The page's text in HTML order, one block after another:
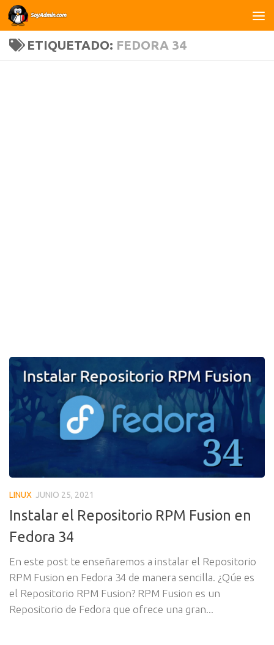
Saltar al contenido
ETIQUETADO: FEDORA 34
LINUX JUNIO 25, 2021
Instalar el Repositorio RPM Fusion en
Fedora 34
En este post te enseñaremos a instalar el Repositorio
RPM Fusion en Fedora 34 de manera sencilla. ¿Qúe es
el Repositorio RPM Fusion? RPM Fusion es un
Repositorio de Fedora que ofrece una gran...